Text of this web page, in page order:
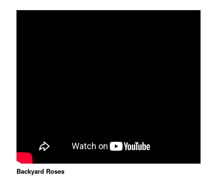
Backyard Roses